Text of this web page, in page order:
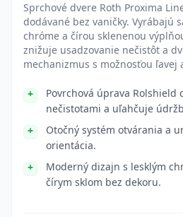
Sprchové dvere Roth Proxima
dodávané bez vaničky. Vyrábajú
chróme a čírou sklenenou
znižuje usadzovanie nečistôt a
mechanizmus s možnosťou ľavej
Povrchová úprava Rolshield
nečistotami a uľahčuje
Otočný systém otvárania a
orientácia.
Moderný dizajn s lesklým
čírym sklom bez dekoru.